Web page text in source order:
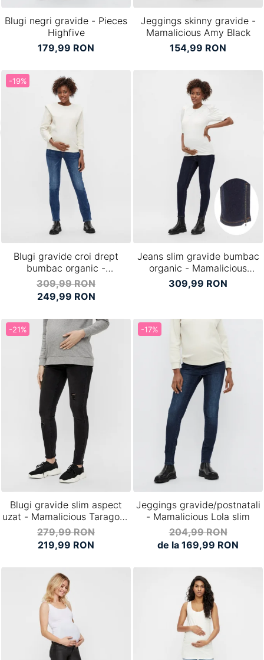
Blugi negri gravide - Pieces
Highfive
179,99 RON
Jeggings skinny gravide -
Mamalicious Amy Black
154,99 RON
-19%
Blugi gravide croi drept
bumbac organic -
Mamalicious Plano
309,99 RON
249,99 RON
Jeans slim gravide bumbac
organic - Mamalicious
Morena
309,99 RON
-21%
Blugi gravide slim aspect
uzat - Mamalicious Taragona
negri
279,99 RON
219,99 RON
-17%
Jeggings gravide/postnatali
- Mamalicious Lola slim
204,99 RON
de la 169,99 RON